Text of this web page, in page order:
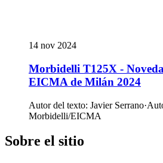
14 nov 2024
Morbidelli T125X -
EICMA de Milán 2024
Autor del texto: Javier Serrano·
Morbidelli/EICMA
Sobre el sitio